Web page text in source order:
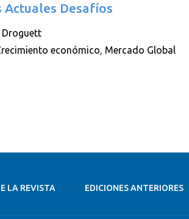
Actuales Desafíos
Droguett
económico, Mercado Global
LA REVISTA EDICIONES ANTERIORES